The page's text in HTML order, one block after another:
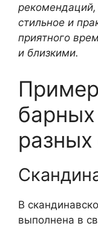
стильное и
приятного
и близкими.
разных
В
выполнена в